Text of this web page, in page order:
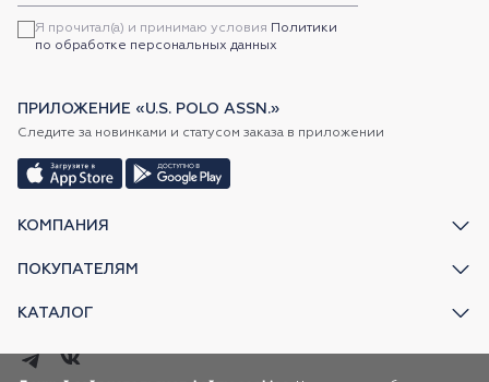
КОМПАНИЯ
ПОКУПАТЕЛЯМ
КАТАЛОГ
Я прочитал(а) и принимаю условия Политики
по обработке персональных данных
ПРИЛОЖЕНИЕ «U.S. POLO ASSN.»
Следите за новинками и статусом заказа в приложении